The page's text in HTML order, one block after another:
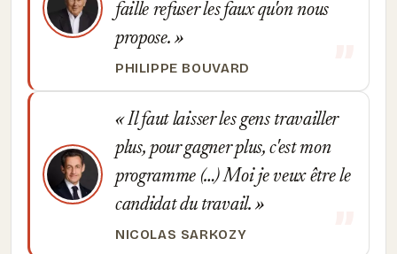
faille refuser les faux qu'on nous
propose.
PHILIPPE BOUVARD
Il faut laisser les gens travailler
plus, pour gagner plus, c'est mon
programme (…) Moi je veux être le
candidat du travail.
NICOLAS SARKOZY